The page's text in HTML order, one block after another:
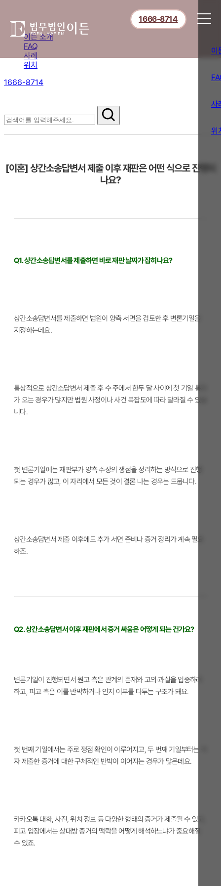
이든 소개
FAQ
사례
위치
1666-8714
1666-8714
이
사
위
[이혼] 상간소송답변서 제출 이후 재판은 어떤 식으로 진행되
나요?
Q1. 상간소송답변서를 제출하면 바로 재판 날짜가 잡히나요?
상간소송답변서를 제출하면 법원이 양측 서면을 검토한 후 변론기일을
지정하는데요.
통상적으로 상간소답변서 제출 후 수 주에서 한두 달 사이에 첫 기일 통지
가 오는 경우가 많지만 법원 사정이나 사건 복잡도에 따라 달라질 수 있습
니다.
첫 변론기일에는 재판부가 양측 주장의 쟁점을 정리하는 방식으로 진행
되는 경우가 많고, 이 자리에서 모든 것이 결론 나는 경우는 드뭅니다.
상간소송답변서 제출 이후에도 추가 서면 준비나 증거 정리가 계속 필요
하죠.
Q2. 상간소송답변서 이후 재판에서 증거 싸움은 어떻게 되는 건가요?
변론기일이 진행되면서 원고 측은 관계의 존재와 고의·과실을 입증하려
하고, 피고 측은 이를 반박하거나 인지 여부를 다투는 구조가 돼요.
첫 번째 기일에서는 주로 쟁점 확인이 이루어지고, 두 번째 기일부터는 각
자 제출한 증거에 대한 구체적인 반박이 이어지는 경우가 많은데요.
카카오톡 대화, 사진, 위치 정보 등 다양한 형태의 증거가 제출될 수 있고,
피고 입장에서는 상대방 증거의 맥락을 어떻게 해석하느냐가 중요해질
수 있죠.